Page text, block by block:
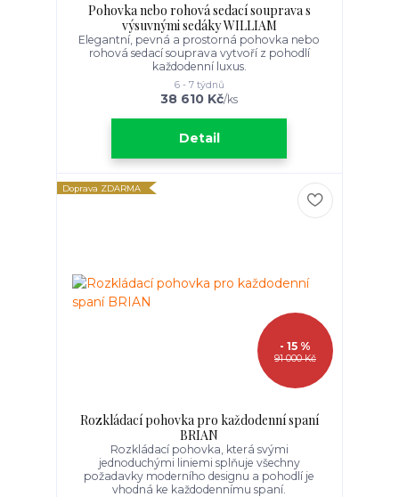
Pohovka nebo rohová sedací souprava s
výsuvnými sedáky WILLIAM
Elegantní, pevná a prostorná pohovka nebo
rohová sedací souprava vytvoří z pohodlí
každodenní luxus.
38 610 Kč/ks
6 - 7 týdnů
Detail
Doprava ZDARMA
91 000 Kč
- 15 %
Rozkládací pohovka pro každodenní spaní
BRIAN
Rozkládací pohovka, která svými
jednoduchými liniemi splňuje všechny
požadavky moderního designu a pohodlí je
vhodná ke každodennímu spaní.